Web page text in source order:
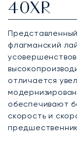
40XR
флагманский
отличается
обеспечивают
скорость и